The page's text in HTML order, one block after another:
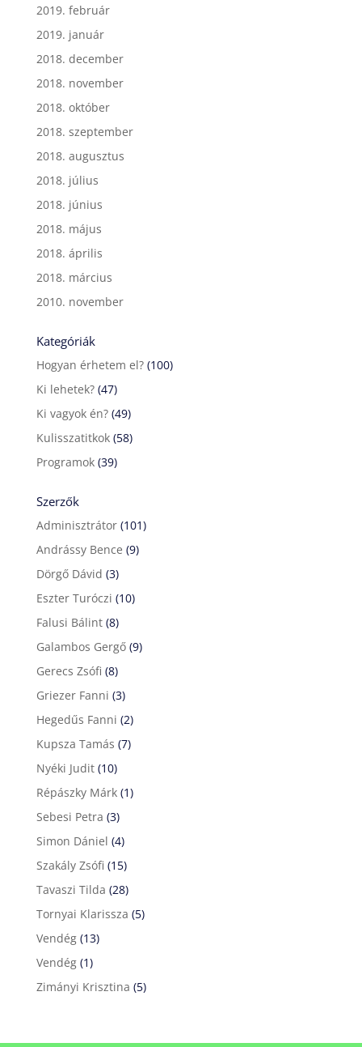
2019. február
2019. január
2018. december
2018. november
2018. október
2018. szeptember
2018. augusztus
2018. július
2018. június
2018. május
2018. április
2018. március
2010. november
Kategóriák
Hogyan érhetem el?(100)
Ki lehetek?(47)
Ki vagyok én?(49)
Kulisszatitkok(58)
Programok(39)
Szerzők
Adminisztrátor(101)
Andrássy Bence (9)
Dörgő Dávid (3)
Eszter Turóczi (10)
Falusi Bálint(8)
Galambos Gergő(9)
Gerecs Zsófi (8)
Griezer Fanni (3)
Hegedűs Fanni (2)
Kupsza Tamás (7)
Nyéki Judit(10)
Répászky Márk(1)
Sebesi Petra (3)
Simon Dániel (4)
Szakály Zsófi (15)
Tavaszi Tilda (28)
Tornyai Klarissza (5)
Vendég(13)
Vendég(1)
Zimányi Krisztina (5)